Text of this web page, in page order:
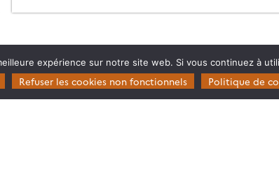
Restez en contact
expérience sur notre site web. Si vous continuez à
Refuser les cookies non fonctionnels Politique de